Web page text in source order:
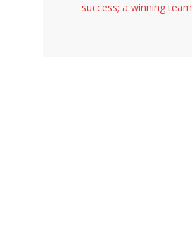
success; a winning team